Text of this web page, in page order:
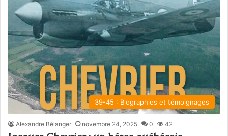
39-45 : Biographies et témoignages
Alexandre Bélanger novembre 24, 2025 0 42